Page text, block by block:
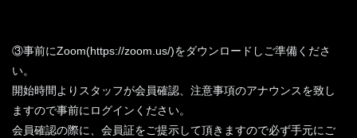
③事前にZoom(https://zoom.us/)をダウンロードしご準備くださ
い。
開始時間よりスタッフが会員確認、注意事項のアナウンスを致し
ますので事前にログインください。
会員確認の際に、会員証をご提示して頂きますので必ず手元にご